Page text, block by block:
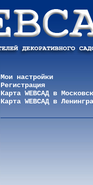
Мои настройки
Регистрация
Карта WEBСАД в
Карта WEBСАД в